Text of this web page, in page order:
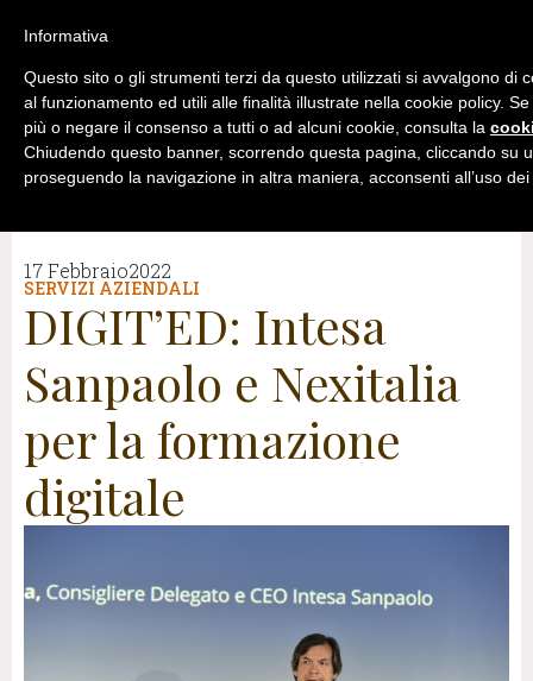
17 Febbraio2022
SERVIZI AZIENDALI
DIGIT’ED: Intesa
Sanpaolo e Nexitalia
per la formazione
digitale
Informativa
Questo sito o gli strumenti terzi da questo utilizzati si avvalgono di
al funzionamento ed utili alle finalità illustrate nella cookie policy.
più o negare il consenso a tutti o ad alcuni cookie, consulta la
Chiudendo questo banner, scorrendo questa pagina, cliccando su
proseguendo la navigazione in altra maniera, acconsenti all’uso